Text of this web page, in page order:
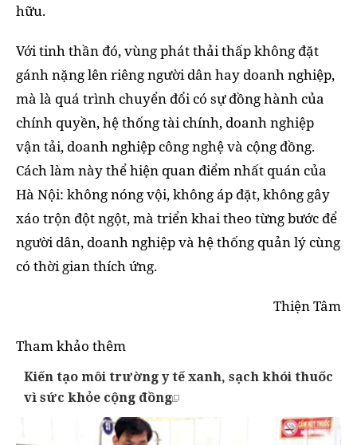
hữu.
Với tinh thần đó, vùng phát thải thấp không đặt
gánh nặng lên riêng người dân hay doanh nghiệp,
mà là quá trình chuyển đổi có sự đồng hành của
chính quyền, hệ thống tài chính, doanh nghiệp
vận tải, doanh nghiệp công nghệ và cộng đồng.
Cách làm này thể hiện quan điểm nhất quán của
Hà Nội: không nóng vội, không áp đặt, không gây
xáo trộn đột ngột, mà triển khai theo từng bước để
người dân, doanh nghiệp và hệ thống quản lý cùng
có thời gian thích ứng.
Thiện Tâm
Tham khảo thêm
Kiến tạo môi trường y tế xanh, sạch khói thuốc
vì sức khỏe cộng đồng